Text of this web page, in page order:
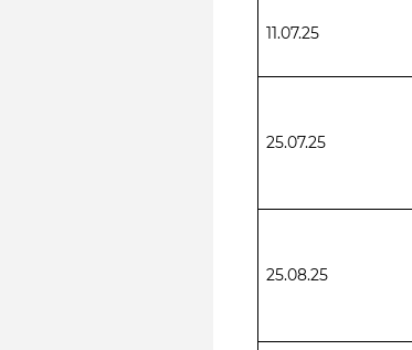
11.07.25
25.07.25
25.08.25